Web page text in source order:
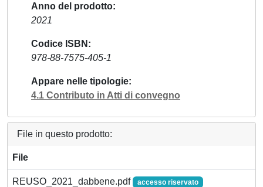
Anno del prodotto
2021
Codice ISBN
978-88-7575-405-1
Appare nelle tipologie
4.1 Contributo in Atti di convegno
File in questo prodotto:
File
REUSO_2021_dabbene.pdf accesso riservato